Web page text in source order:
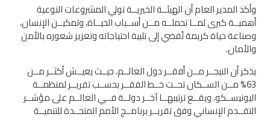
وأكد المدير العام أن الهيئــة الخيريــة تولي المشروعات النوعية
أهميــة كبرى لمــا تحملــه مــن أســباب الحيــاة، وتمكيــن الإنسان،
وصناعة حياة كريمة تُفضي إلى تلبية احتياجاته وتعزيز شعوره بالأمن
والأمان.
يذكر أن النيجــر مــن أفقــر دول العالــم، حيــث يعيــش أكثــر مــن
63% مــن الســكان تحــت خــط الفقــر بحســب تقريــر لمنظمــة
اليونيســكو، ويقــع ترتيبهــا آخــر دولــة فــي العالــم على مؤشــر
التقــدم الإنساني وفق تقريــر برنامــج الأمم المتحــدة للتنميــة